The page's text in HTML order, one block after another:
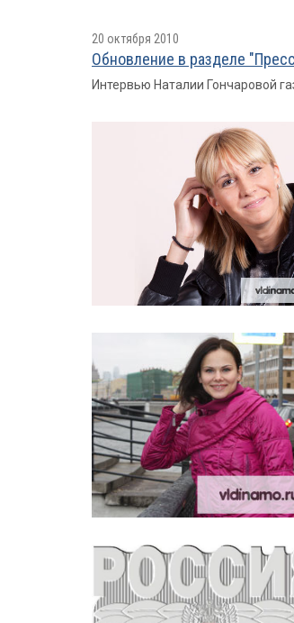
20 октября 2010
Обновление в разделе
Интервью Наталии Гончаровой